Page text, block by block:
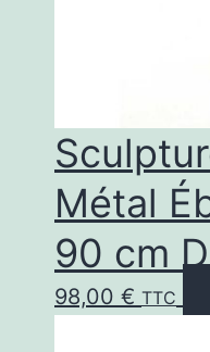
Métal
90 cm
98,00 € TTC